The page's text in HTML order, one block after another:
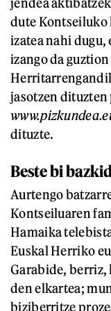
dute Kontseiluko
izatea nahi
izango da
jasotzen
dituzte.
Beste bi
Aurtengo
Kontseiluaren
Hamaika
Euskal Herriko
Garabide,
den elkartea;
biziberritze